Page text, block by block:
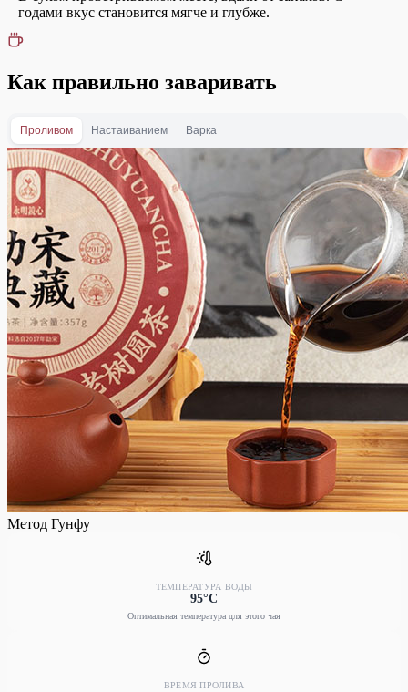
годами вкус становится мягче и глубже.
Как правильно заваривать
Проливом Настаиванием Варка
Метод Гунфу
ТЕМПЕРАТУРА ВОДЫ
95°C
Оптимальная температура для этого чая
ВРЕМЯ ПРОЛИВА